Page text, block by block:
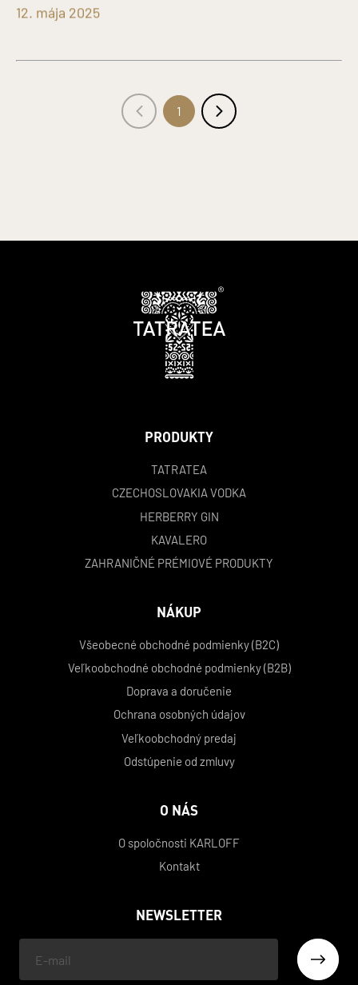
12. mája 2025
1
PRODUKTY
TATRATEA
CZECHOSLOVAKIA VODKA
HERBERRY GIN
KAVALERO
ZAHRANIČNÉ PRÉMIOVÉ PRODUKTY
NÁKUP
Všeobecné obchodné podmienky (B2C)
Veľkoobchodné obchodné podmienky (B2B)
Doprava a doručenie
Ochrana osobných údajov
Veľkoobchodný predaj
Odstúpenie od zmluvy
O NÁS
O spoločnosti KARLOFF
Kontakt
NEWSLETTER
mail